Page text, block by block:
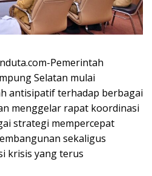
Pemerintah
Selatan mulai
antisipatif terhadap berbagai
menggelar rapat koordinasi
strategi mempercepat
sekaligus
krisis yang terus